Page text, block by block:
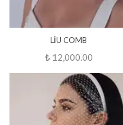
LİU COMB
₺ 12,000.00